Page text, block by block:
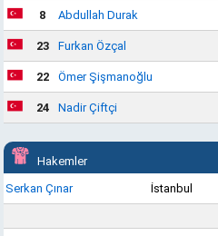
8 Abdullah Durak
23 Furkan Özçal
22 Ömer Şişmanoğlu
24 Nadir Çiftçi
Hakemler
Serkan Çınar
İstanbul